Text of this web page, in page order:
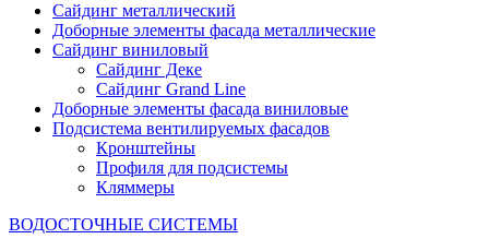
Сайдинг металлический
Доборные элементы фасада металлические
Сайдинг виниловый
Сайдинг Деке
Сайдинг Grand Line
Доборные элементы фасада виниловые
Подсистема вентилируемых фасадов
Кронштейны
Профиля для подсистемы
Кляммеры
ВОДОСТОЧНЫЕ СИСТЕМЫ